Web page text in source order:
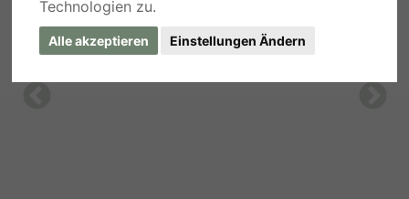
Technologien zu.
Alle akzeptieren Einstellungen Ändern